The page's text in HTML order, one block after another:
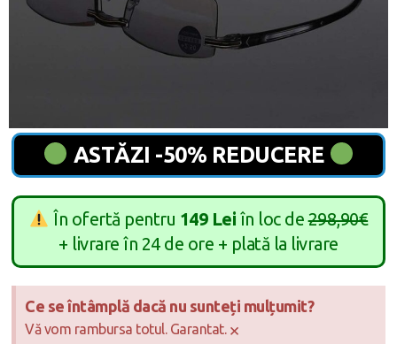
ASTĂZI -50% REDUCERE
În ofertă pentru 149 Lei în loc de298,90€
+ livrare în 24 de ore + plată la livrare
Ce se întâmplă dacă nu sunteți mulțumit?
Vă vom rambursa totul. Garantat. ×